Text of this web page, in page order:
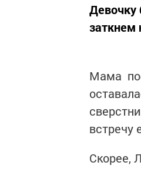
Девочку
заткнем
Мама
встречу
Скорее,